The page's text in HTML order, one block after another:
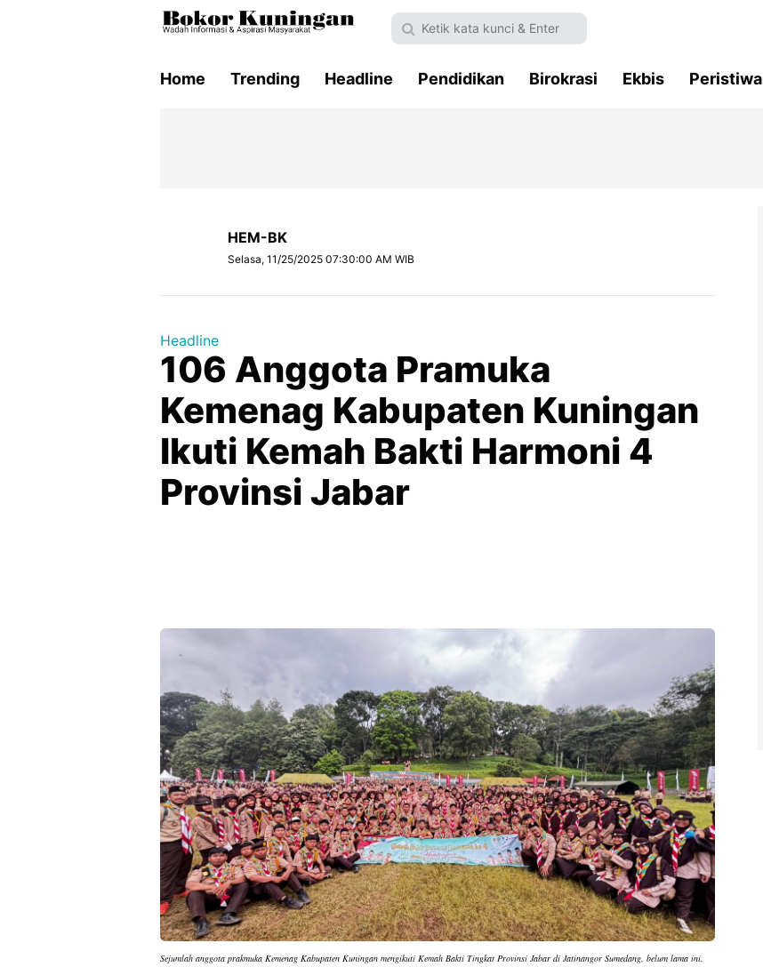
Home Trending Headline Pendidikan Birokrasi Ekbis Peristiwa
HEM-BK
Selasa, 11/25/2025 07:30:00 AM WIB
Headline
106 Anggota Pramuka
Kemenag Kabupaten Kuningan
Ikuti Kemah Bakti Harmoni 4
Provinsi Jabar
Sejumlah anggota prakmuka Kemenag Kabupaten Kuningan mengikuti Kemah Bakti Tingkat Provinsi Jabar di Jatinangor Sumedang, belum lama ini.